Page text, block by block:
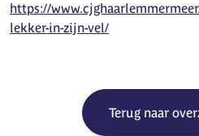
https://
lekker-in-zijn-vel/
Terug naar